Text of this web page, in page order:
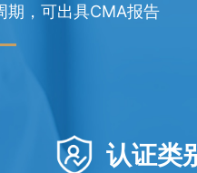
期，可出具CMA报告
认证类